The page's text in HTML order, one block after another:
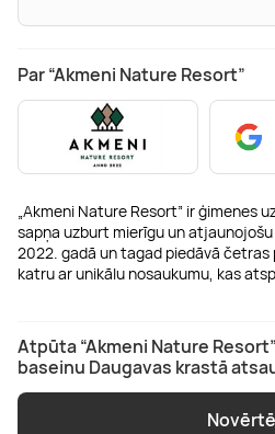
Par “Akmeni Nature Resort”
„Akmeni Nature Resort” ir ģimenes
sapņa uzburt mierīgu un
2022. gadā un tagad piedāvā četras
katru ar unikālu nosaukumu, kas
Atpūta “Akmeni Nature
baseinu